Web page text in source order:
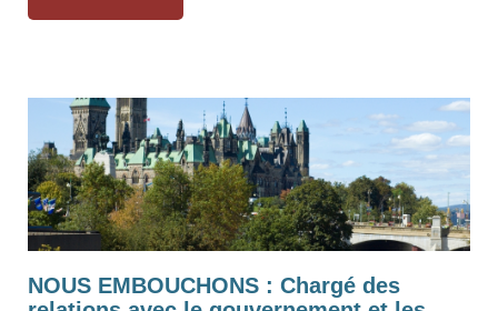
NOUS EMBOUCHONS : Chargé des